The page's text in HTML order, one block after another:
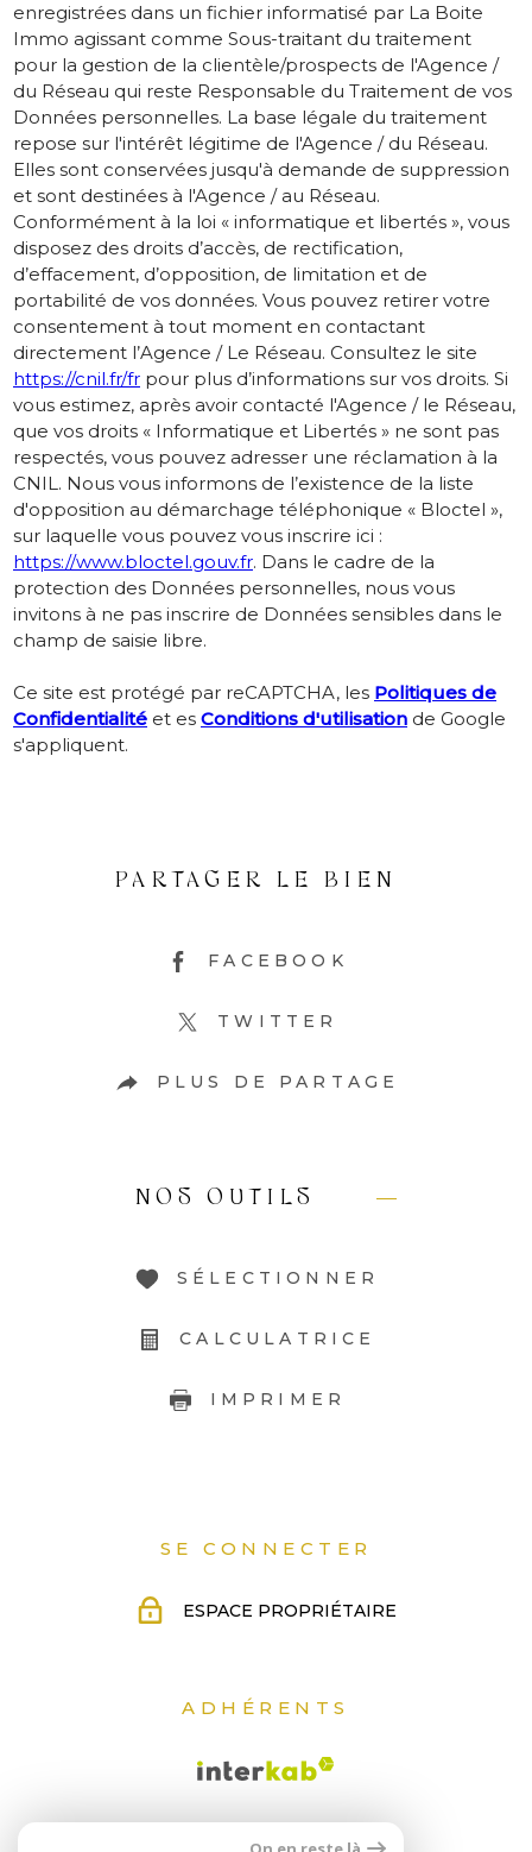
enregistrées dans un fichier informatisé par La Boite
Immo agissant comme Sous-traitant du traitement
pour la gestion de la clientèle/prospects de l'Agence /
du Réseau qui reste Responsable du Traitement de vos
Données personnelles. La base légale du traitement
repose sur l'intérêt légitime de l'Agence / du Réseau.
Elles sont conservées jusqu'à demande de suppression
et sont destinées à l'Agence / au Réseau.
Conformément à la loi « informatique et libertés », vous
disposez des droits d’accès, de rectification,
d’effacement, d’opposition, de limitation et de
portabilité de vos données. Vous pouvez retirer votre
consentement à tout moment en contactant
directement l’Agence / Le Réseau. Consultez le site
https://cnil.fr/fr pour plus d’informations sur vos droits. Si
vous estimez, après avoir contacté l'Agence / le Réseau,
que vos droits « Informatique et Libertés » ne sont pas
respectés, vous pouvez adresser une réclamation à la
CNIL. Nous vous informons de l’existence de la liste
d'opposition au démarchage téléphonique « Bloctel »,
sur laquelle vous pouvez vous inscrire ici :
https://www.bloctel.gouv.fr. Dans le cadre de la
protection des Données personnelles, nous vous
invitons à ne pas inscrire de Données sensibles dans le
champ de saisie libre.
Ce site est protégé par reCAPTCHA, les Politiques de
Confidentialité et es Conditions d'utilisation de Google
s'appliquent.
PARTAGER LE BIEN
FACEBOOK
TWITTER
PLUS DE PARTAGE
NOS OUTILS
SÉLECTIONNER
CALCULATRICE
IMPRIMER
SE CONNECTER
ESPACE PROPRIÉTAIRE
ADHÉRENTS